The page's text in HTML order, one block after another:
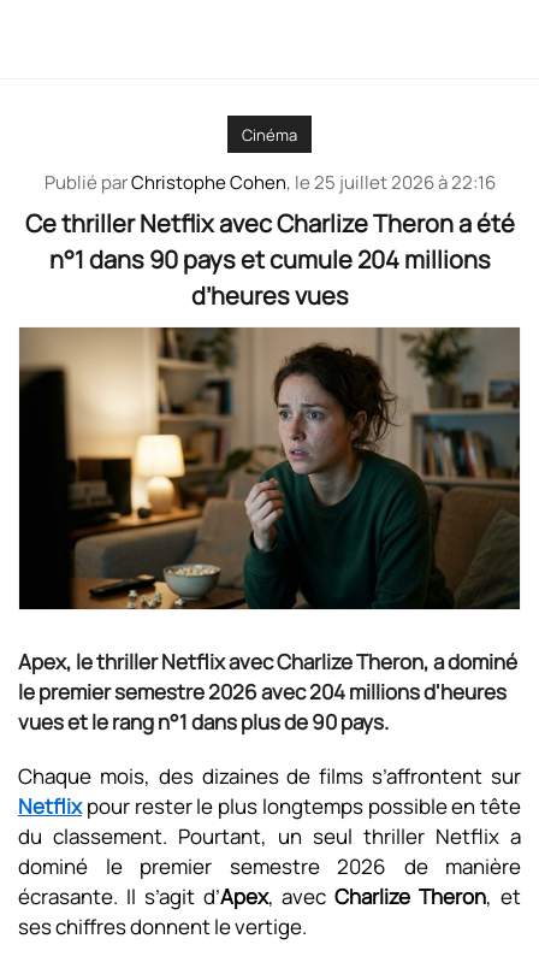
Cinéma
Publié parChristophe Cohen, le25 juillet 2026 à 22:16
Ce thriller Netflix avec Charlize Theron a été
n°1 dans 90 pays et cumule 204 millions
d’heures vues
Apex, le thriller Netflix avec Charlize Theron, a dominé
le premier semestre 2026 avec 204 millions d'heures
vues et le rang n°1 dans plus de 90 pays.
Chaque mois, des dizaines de films s’affrontent sur
Netflixpour rester le plus longtemps possible en tête
du classement. Pourtant, un seul thriller Netflix a
dominé le premier semestre 2026 de manière
écrasante. Il s’agit d’Apex, avecCharlize Theron, et
ses chiffres donnent le vertige.